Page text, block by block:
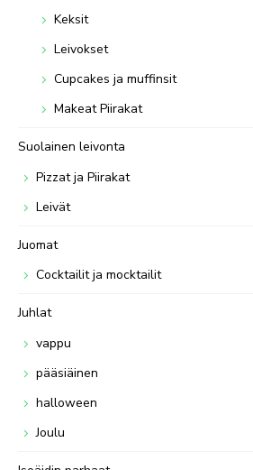
Keksit
Leivokset
Cupcakes ja muffinsit
Makeat Piirakat
Suolainen leivonta
Pizzat ja Piirakat
Leivät
Juomat
Cocktailit ja mocktailit
Juhlat
vappu
pääsiäinen
halloween
Joulu